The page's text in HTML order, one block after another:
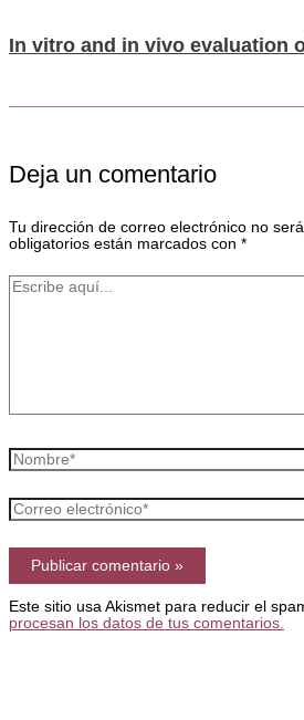
In vitro and in vivo evaluation
Deja un comentario
Tu dirección de correo electrónico no
obligatorios están marcados con *
Escribe
Nombre*
Correo
electrónico*
Este sitio usa Akismet para reducir el
procesan los datos de tus comentarios.